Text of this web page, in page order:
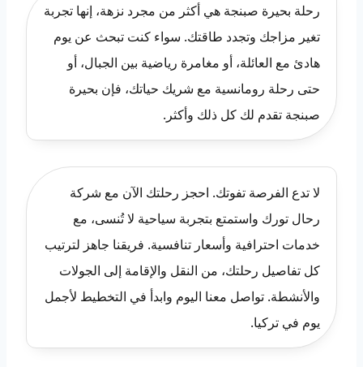
رحلة بحيرة صبنجة هي أكثر من مجرد نزهة، إنها تجربة
تغير مزاجك وتجدد طاقتك. سواء كنت تبحث عن يوم
هادئ مع العائلة، أو مغامرة رياضية بين الجبال، أو
حتى رحلة رومانسية مع شريك حياتك، فإن بحيرة
صبنجة تقدم لك كل ذلك وأكثر.
لا تدع الفرصة تفوتك. احجز رحلتك الآن مع شركة
رحال تورك واستمتع بتجربة سياحية لا تُنسى، مع
خدمات احترافية وأسعار تنافسية. فريقنا جاهز لترتيب
كل تفاصيل رحلتك، من النقل والإقامة إلى الجولات
والأنشطة. تواصل معنا اليوم وابدأ في التخطيط لأجمل
يوم في تركيا.